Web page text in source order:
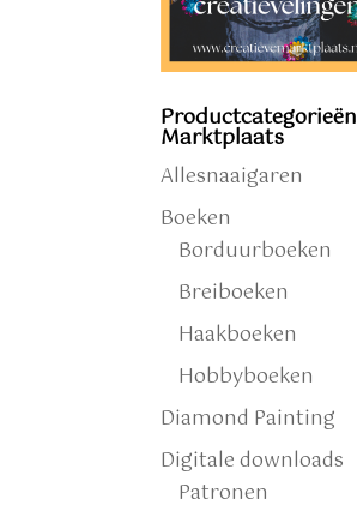
Productcategorieën
Marktplaats
Allesnaaigaren
Boeken
Borduurboeken
Breiboeken
Haakboeken
Hobbyboeken
Diamond Painting
Digitale downloads
Patronen